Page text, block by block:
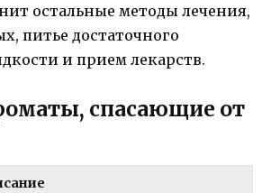
остальные методы лечения,
питье достаточного
и прием лекарств.
спасающие от